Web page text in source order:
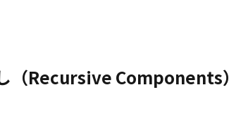
（Recursive Components）